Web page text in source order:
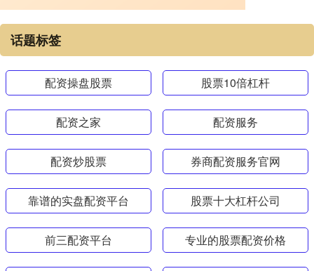
话题标签
配资操盘股票 股票10倍杠杆
配资之家 配资服务
配资炒股票 券商配资服务官网
靠谱的实盘配资平台 股票十大杠杆公司
前三配资平台 专业的股票配资价格